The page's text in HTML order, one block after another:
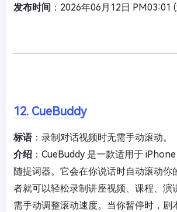
发布时间 ：2026年06月12日 PM03:01
12. CueBuddy
标语：录制对话视频时无需手动滚动。
介绍 ：CueBuddy 是一款适用于
随提词器。它会在你说话时自动滚动你
者就可以轻松录制讲座视频、课程、演
需手动调整滚动速度。当你暂停时，剧